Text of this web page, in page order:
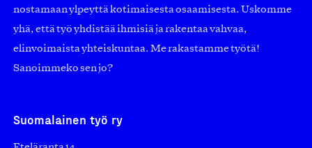
nostamaan ylpeyttä kotimaisesta osaamisesta. Uskomme
yhä, että työ yhdistää ihmisiä ja rakentaa vahvaa,
elinvoimaista yhteiskuntaa. Me rakastamme työtä!
Sanoimmeko sen jo?
Suomalainen työ ry